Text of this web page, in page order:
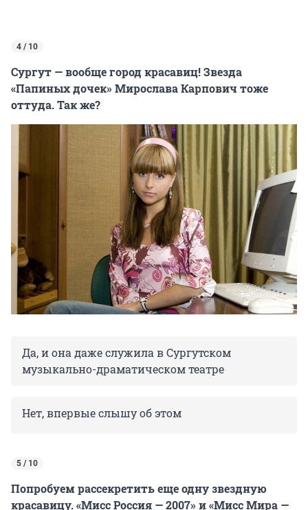
4 / 10
Сургут — вообще город красавиц! Звезда
«Папиных дочек» Мирослава Карпович тоже
оттуда. Так же?
Да, и она даже служила в Сургутском
музыкально-драматическом театре
Нет, впервые слышу об этом
5 / 10
Попробуем рассекретить еще одну звездную
красавицу. «Мисс Россия — 2007» и «Мисс Мира —